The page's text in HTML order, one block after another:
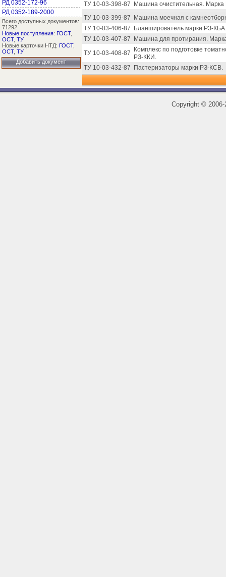
РД 0352-172-96
РД 0352-189-2000
Всего доступных документов:
71292
Новые поступления: ГОСТ,
ОСТ, ТУ
Новые карточки НТД: ГОСТ,
ОСТ, ТУ
Добавить документ
ТУ 10-03-398-87
Машина очистительная.
ТУ 10-03-399-87
Машина моечная с
ТУ 10-03-406-87
Бланширователь марки РЗ-КБА.
ТУ 10-03-407-87
Машина для протирания.
ТУ 10-03-408-87
Комплекс по подготовке
РЗ-ККИ.
ТУ 10-03-432-87
Пастеризаторы марки РЗ-КСВ.
Copyright ©